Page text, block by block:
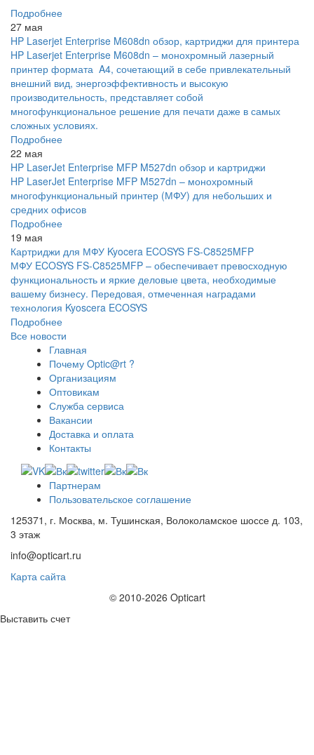
Подробнее
27 мая
HP Laserjet Enterprise M608dn обзор, картриджи для принтера
HP Laserjet Enterprise M608dn – монохромный лазерный
принтер формата A4, сочетающий в себе привлекательный
внешний вид, энергоэффективность и высокую
производительность, представляет собой
многофункциональное решение для печати даже в самых
сложных условиях.
Подробнее
22 мая
HP LaserJet Enterprise MFP M527dn обзор и картриджи
HP LaserJet Enterprise MFP M527dn – монохромный
многофункциональный принтер (МФУ) для небольших и
средних офисов
Подробнее
19 мая
Картриджи для МФУ Kyocera ECOSYS FS-C8525MFP
МФУ ECOSYS FS-C8525MFP – обеспечивает превосходную
функциональность и яркие деловые цвета, необходимые
вашему бизнесу. Передовая, отмеченная наградами
технология Kyoscera ECOSYS
Подробнее
Все новости
Главная
Почему Optic@rt ?
Организациям
Оптовикам
Служба сервиса
Вакансии
Доставка и оплата
Контакты
Партнерам
Пользовательское соглашение
125371, г. Москва, м. Тушинская, Волоколамское шоссе д. 103,
3 этаж
info@opticart.ru
Карта сайта
© 2010-2026 Opticart
Выставить счет